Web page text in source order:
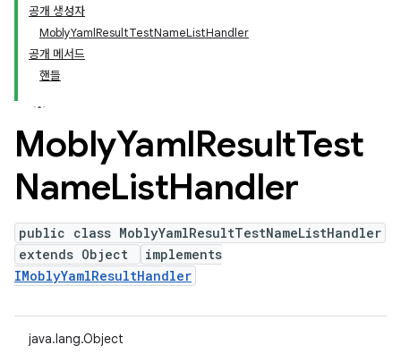
공개 생성자
MoblyYamlResultTestNameListHandler
공개 메서드
핸들
MoblyYamlResultTest
NameListHandler
public class MoblyYamlResultTestNameListHandler
extends Object
implements
IMoblyYamlResultHandler
java.lang.Object